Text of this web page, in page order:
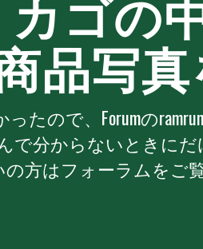
品写
たので、Forumの
で分からないときに
の方はフォーラムをご